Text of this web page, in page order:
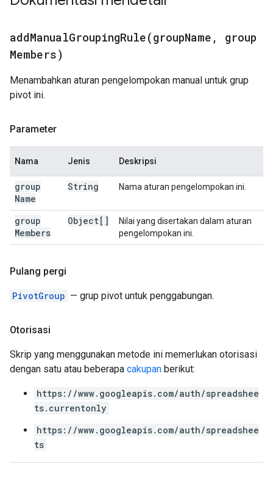
addManualGroupingRule(groupName ,
group
Members)
Menambahkan aturan pengelompokan manual untuk grup
pivot ini.
Parameter
Nama Jenis Deskripsi
group
Name
String Nama aturan pengelompokan ini.
group
Members
Object[]
Nilai yang disertakan dalam aturan
pengelompokan ini.
Pulang pergi
PivotGroup — grup pivot untuk penggabungan.
Otorisasi
Skrip yang menggunakan metode ini memerlukan otorisasi
dengan satu atau beberapa cakupan berikut:
https://www.googleapis.com/auth/spreadshee
ts.currentonly
https://www.googleapis.com/auth/spreadshee
ts